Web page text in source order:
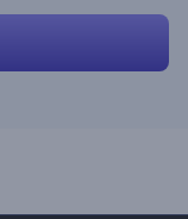
Цифровое
может быть